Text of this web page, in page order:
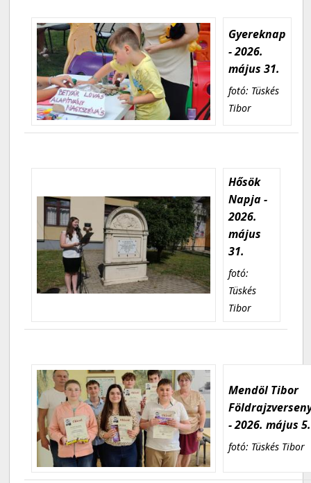
Gyereknap
- 2026.
május 31.
fotó: Tüskés
Tibor
Hősök
Napja -
2026.
május
31.
fotó:
Tüskés
Tibor
Mendöl Tibor
- 2026. május 5.
fotó: Tüskés Tibor